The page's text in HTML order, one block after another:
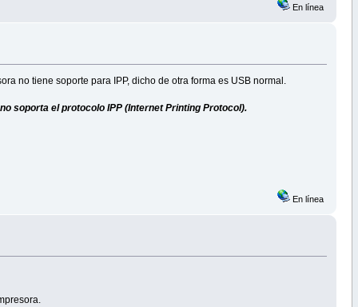
En línea
no tiene soporte para IPP, dicho de otra forma es USB normal.
soporta el protocolo IPP (Internet Printing Protocol).
En línea